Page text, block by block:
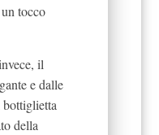
tocco
il
e dalle
bottiglietta
della